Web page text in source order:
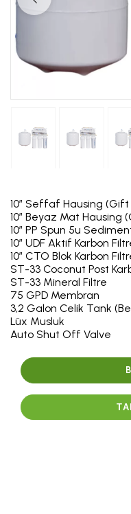
10” Seffaf Hausing
10” Beyaz Mat Hausing
10” PP Spun 5u
10” UDF Aktif Karbon
10” CTO Blok Karbon
ST-33 Coconut Post
ST-33 Mineral Filtre
75 GPD Membran
3,2 Galon Celik Tank
Lüx Musluk
Auto Shut Off Valve